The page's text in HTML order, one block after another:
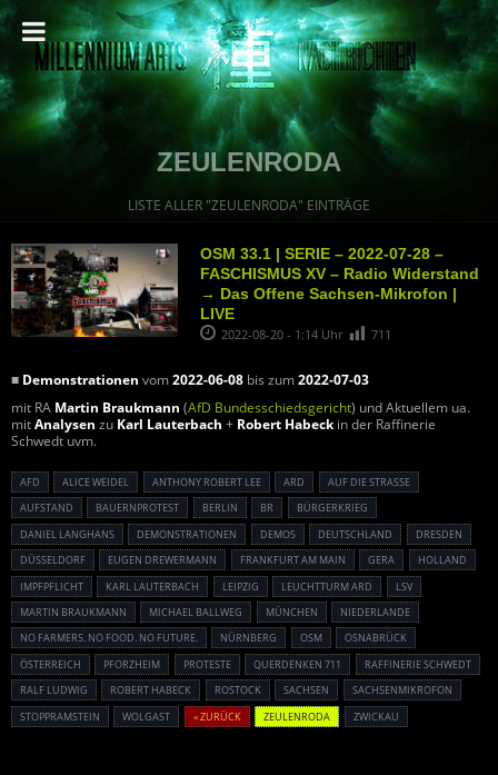
ZEULENRODA
LISTE ALLER "ZEULENRODA" EINTRÄGE
OSM 33.1 | SERIE – 2022-07-28 –
FASCHISMUS XV – Radio Widerstand
→ Das Offene Sachsen-Mikrofon |
LIVE
2022-08-20 - 1:14 Uhr 711
■ Demonstrationen vom2022-06-08 bis zum2022-07-03
mit RA Martin Braukmann (AfD Bundesschiedsgericht) und Aktuellem ua.
mitAnalysen zu Karl Lauterbach + Robert Habeckin der Raffinerie
Schwedt uvm.
AFD ALICE WEIDEL ANTHONY ROBERT LEE ARD
AUF DIE STRASSE
AUFSTAND
BAUERNPROTEST BERLIN BR
BÜRGERKRIEG
DANIEL LANGHANS
DEMONSTRATIONEN DEMOS DEUTSCHLAND
DRESDEN
DÜSSELDORF
EUGEN DREWERMANN FRANKFURT AM MAIN GERA
HOLLAND
IMPFPFLICHT
KARL LAUTERBACH LEIPZIG LEUCHTTURM ARD
LSV
MARTIN BRAUKMANN
MICHAEL BALLWEG MÜNCHEN
NIEDERLANDE
NO FARMERS. NO FOOD. NO FUTURE.
NÜRNBERG OSM
OSNABRÜCK
ÖSTERREICH
PFORZHEIM PROTESTE QUERDENKEN 711
RAFFINERIE SCHWEDT
RALF LUDWIG
ROBERT HABECK ROSTOCK SACHSEN
SACHSENMIKROFON
STOPPRAMSTEIN
WOLGAST « ZURÜCK ZEULENRODA ZWICKAU